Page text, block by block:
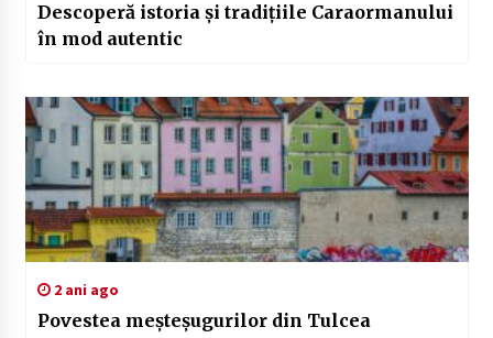
Descoperă istoria și tradițiile Caraormanului
în mod autentic
2 ani ago
Povestea meșteșugurilor din Tulcea